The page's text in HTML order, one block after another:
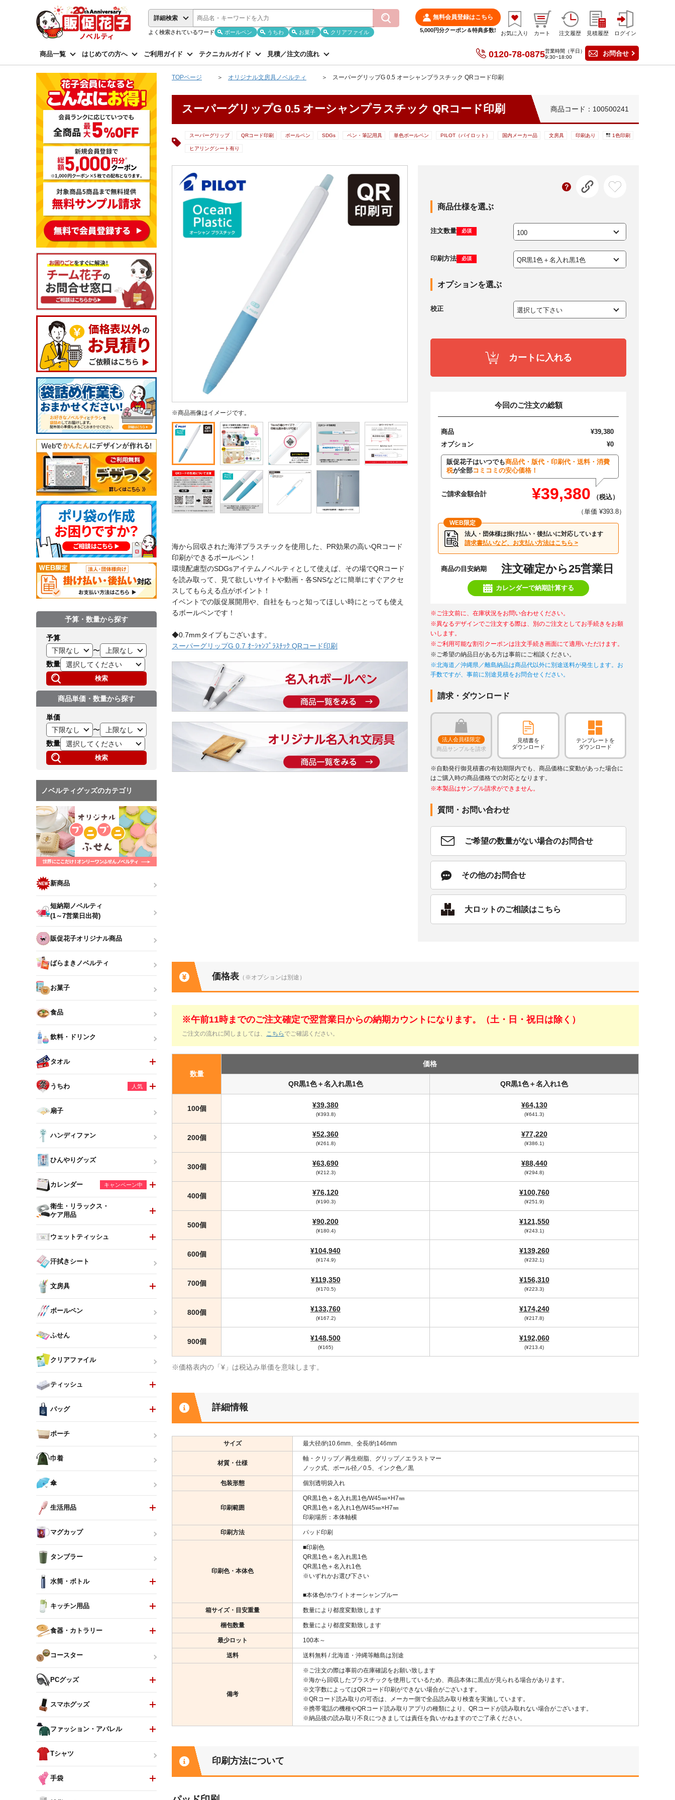
詳細検索
よく検索されているワード ボールペン うちわ お菓子 クリアファイル
無料会員登録はこちら
5,000円分クーポン＆特典多数! お気に入り カート 注文履歴 見積履歴 ログイン
商品一覧 はじめての方へ ご利用ガイド テクニカルガイド 見積／注文の流れ 0120-78-0875営業時間（平日）
9:30~18:00
お問合せ
TOPページ オリジナル文房具ノベルティ スーパーグリップG 0.5 オーシャンプラスチック QRコード印刷
スーパーグリップG 0.5 オーシャンプラスチック QRコード印刷 商品コード：100500241
スーパーグリップ QRコード印刷 ボールペン SDGs ペン・筆記用具 単色ボールペン PILOT（パイロット） 国内メーカー品 文房具 印刷あり 1色印刷
ヒアリングシート有り
※商品画像はイメージです。
海から回収された海洋プラスチックを使用した、PR効果の高いQRコード
印刷ができるボールペン！
環境配慮型のSDGsアイテムノベルティとして使えば、その場でQRコード
を読み取って、見て欲しいサイトや動画・各SNSなどに簡単にすぐアクセ
スしてもらえる点がポイント！
イベントでの販促展開用や、自社をもっと知ってほしい時にとっても使え
るボールペンです！
◆0.7mmタイプもございます。
スーパーグリップG 0.7 ｵｰｼｬﾝﾌﾟﾗｽﾁｯｸ QRコード印刷
商品仕様を選ぶ
注文数量 必須
印刷方法 必須
オプションを選ぶ
校正
カートに入れる
今回のご注文の総額
商品
¥39,380
オプション
¥0
販促花子はいつでも商品代・版代・印刷代・送料・消費
税が全部コミコミの安心価格！
ご請求金額合計 ¥39,380
（税込）
（単価 ¥393.8）
WEB限定
法人・団体様は掛け払い・後払いに対応しています
請求書払いなど、お支払い方法はこちら >
商品の目安納期 注文確定から25営業日
カレンダーで納期計算する
※ご注文前に、在庫状況をお問い合わせください。
※異なるデザインでご注文する際は、別のご注文としてお手続きをお願
いします。
※ご利用可能な割引クーポンは注文手続き画面にて適用いただけます。
※ご希望の納品日がある方は事前にご相談ください。
※北海道／沖縄県／離島納品は商品代以外に別途送料が発生します。お
手数ですが、事前に別途見積をお問合せください。
請求・ダウンロード
法人会員様限定
商品サンプルを請求
見積書を
ダウンロード
テンプレートを
ダウンロード
※自動発行御見積書の有効期限内でも、商品価格に変動があった場合に
はご購入時の商品価格での対応となります。
※本製品はサンプル請求ができません。
質問・お問い合わせ
ご希望の数量がない場合のお問合せ
その他のお問合せ
大ロットのご相談はこちら
価格表 （※オプションは別途）
※午前11時までのご注文確定で翌営業日からの納期カウントになります。（土・日・祝日は除く）
ご注文の流れに関しましては、 こちら でご確認ください。
数量
価格
QR黒1色＋名入れ黒1色 QR黒1色＋名入れ1色
100個 ¥39,380
(¥393.8)
¥64,130
(¥641.3)
200個 ¥52,360
(¥261.8)
¥77,220
(¥386.1)
300個 ¥63,690
(¥212.3)
¥88,440
(¥294.8)
400個 ¥76,120
(¥190.3)
¥100,760
(¥251.9)
500個 ¥90,200
(¥180.4)
¥121,550
(¥243.1)
600個 ¥104,940
(¥174.9)
¥139,260
(¥232.1)
700個 ¥119,350
(¥170.5)
¥156,310
(¥223.3)
800個 ¥133,760
(¥167.2)
¥174,240
(¥217.8)
900個 ¥148,500
(¥165)
¥192,060
(¥213.4)
※価格表内の「¥」は税込み単価を意味します。
詳細情報
サイズ 最大径/約10.6mm、全長/約146mm
材質・仕様
軸・クリップ／再生樹脂、グリップ／エラストマー
ノック式、ボール径／0.5、インク色／黒
包装形態 個別透明袋入れ
印刷範囲
QR黒1色＋名入れ黒1色/W45㎜×H7㎜
QR黒1色＋名入れ1色/W45㎜×H7㎜
印刷場所：本体軸横
印刷方法 パッド印刷
印刷色・本体色
■印刷色
QR黒1色＋名入れ黒1色
QR黒1色＋名入れ1色
※いずれかお選び下さい
■本体色/ホワイトオーシャンブルー
箱サイズ・目安重量 数量により都度変動致します
梱包数量 数量により都度変動致します
最少ロット 100本～
送料 送料無料 / 北海道・沖縄等離島は別途
備考
※ご注文の際は事前の在庫確認をお願い致します
※海から回収したプラスチックを使用しているため、商品本体に黒点が見られる場合があります。
※文字数によってはQRコード印刷ができない場合がございます。
※QRコード読み取りの可否は、メーカー側で全品読み取り検査を実施しています。
※携帯電話の機種やQRコード読み取りアプリの種類により、QRコードが読み取れない場合がございます。
※納品後の読み取り不良につきましては責任を負いかねますのでご了承ください。
印刷方法について
予算・数量から探す
予算
〜
数量
検索
商品単価・数量から探す
単価
〜
数量
検索
ノベルティグッズのカテゴリ
新商品
短納期ノベルティ
(1～7営業日出荷)
販促花子オリジナル商品
ばらまきノベルティ
お菓子
食品
飲料・ドリンク
タオル
うちわ 人気
扇子
ハンディファン
ひんやりグッズ
カレンダー キャンペーン中
衛生・リラックス・
ケア用品
ウェットティッシュ
汗拭きシート
文房具
ボールペン
ふせん
クリアファイル
ティッシュ
バッグ
ポーチ
巾着
傘
生活用品
マグカップ
タンブラー
水筒・ボトル
キッチン用品
食器・カトラリー
コースター
PCグッズ
スマホグッズ
ファッション・アパレル
Tシャツ
手袋